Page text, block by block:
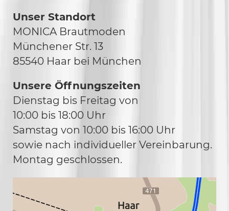
Unser Standort
MONICA Brautmoden
Münchener Str. 13
85540 Haar bei München
Unsere Öffnungszeiten
Dienstag bis Freitag von
10:00 bis 18:00 Uhr
Samstag von 10:00 bis 16:00 Uhr
sowie nach individueller Vereinbarung.
Montag geschlossen.